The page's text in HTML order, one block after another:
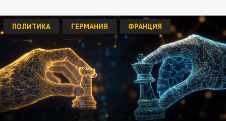
ПОЛИТИКА ГЕРМАНИЯ ФРАНЦИЯ